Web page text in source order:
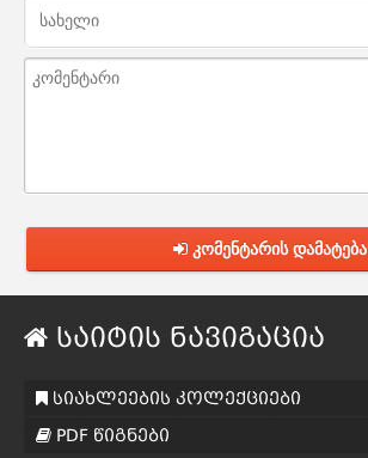
კომენტარის დამატება
საიტის ნავიგაცია
სიახლეების კოლექციები
PDF წიგნები